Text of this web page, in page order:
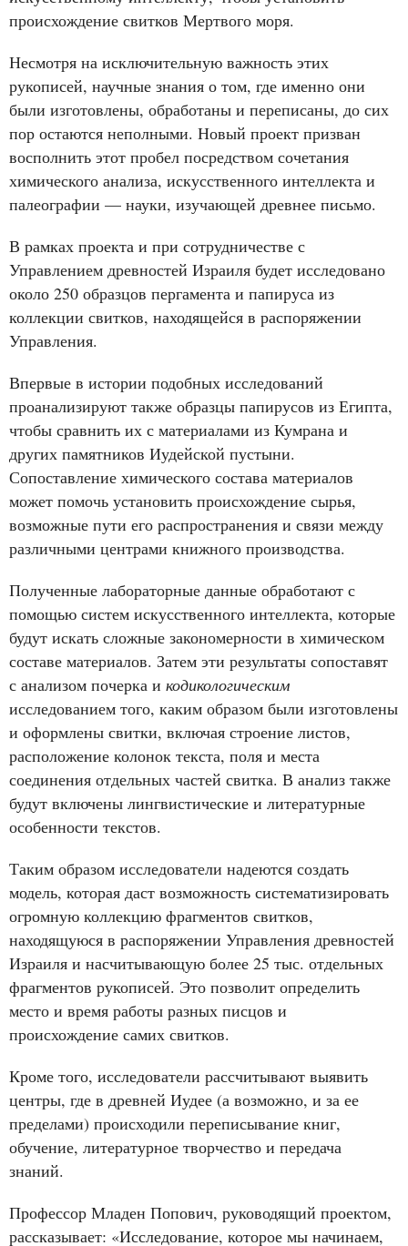
происхождение свитков Мертвого моря.
Несмотря на исключительную важность этих
рукописей, научные знания о том, где именно они
были изготовлены, обработаны и переписаны, до сих
пор остаются неполными. Новый проект призван
восполнить этот пробел посредством сочетания
химического анализа, искусственного интеллекта и
палеографии — науки, изучающей древнее письмо.
В рамках проекта и при сотрудничестве с
Управлением древностей Израиля будет исследовано
около 250 образцов пергамента и папируса из
коллекции свитков, находящейся в распоряжении
Управления.
Впервые в истории подобных исследований
проанализируют также образцы папирусов из Египта,
чтобы сравнить их с материалами из Кумрана и
других памятников Иудейской пустыни.
Сопоставление химического состава материалов
может помочь установить происхождение сырья,
возможные пути его распространения и связи между
различными центрами книжного производства.
Полученные лабораторные данные обработают с
помощью систем искусственного интеллекта, которые
будут искать сложные закономерности в химическом
составе материалов. Затем эти результаты сопоставят
с анализом почерка и кодикологическим
исследованием того, каким образом были изготовлены
и оформлены свитки, включая строение листов,
расположение колонок текста, поля и места
соединения отдельных частей свитка. В анализ также
будут включены лингвистические и литературные
особенности текстов.
Таким образом исследователи надеются создать
модель, которая даст возможность систематизировать
огромную коллекцию фрагментов свитков,
находящуюся в распоряжении Управления древностей
Израиля и насчитывающую более 25 тыс. отдельных
фрагментов рукописей. Это позволит определить
место и время работы разных писцов и
происхождение самих свитков.
Кроме того, исследователи рассчитывают выявить
центры, где в древней Иудее (а возможно, и за ее
пределами) происходили переписывание книг,
обучение, литературное творчество и передача
знаний.
Профессор Младен Попович, руководящий проектом,
рассказывает: «Исследование, которое мы начинаем,